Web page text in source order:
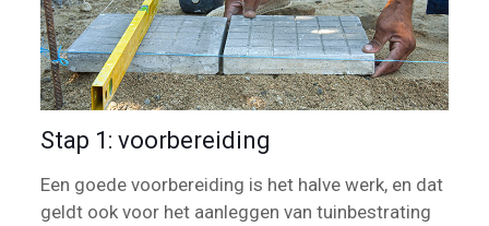
Stap 1: voorbereiding
Een goede voorbereiding is het halve werk, en dat
geldt ook voor het aanleggen van tuinbestrating